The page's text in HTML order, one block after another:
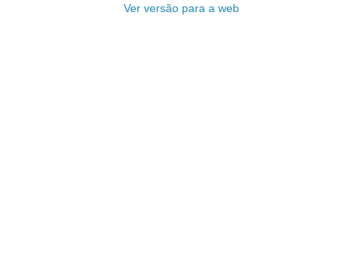
Ver versão para a web